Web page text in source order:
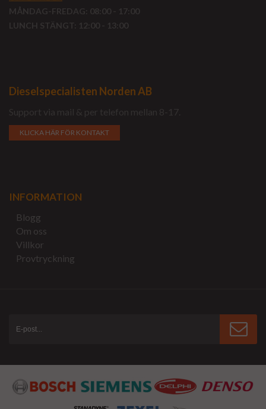
MÅNDAG-FREDAG: 08:00 - 17:00
LUNCH STÄNGT: 12:00 - 13:00
Dieselspecialisten Norden AB
Support via mail & per telefon mellan 8-17.
KLICKA HÄR FÖR KONTAKT
INFORMATION
Blogg
Om oss
Villkor
Provtryckning